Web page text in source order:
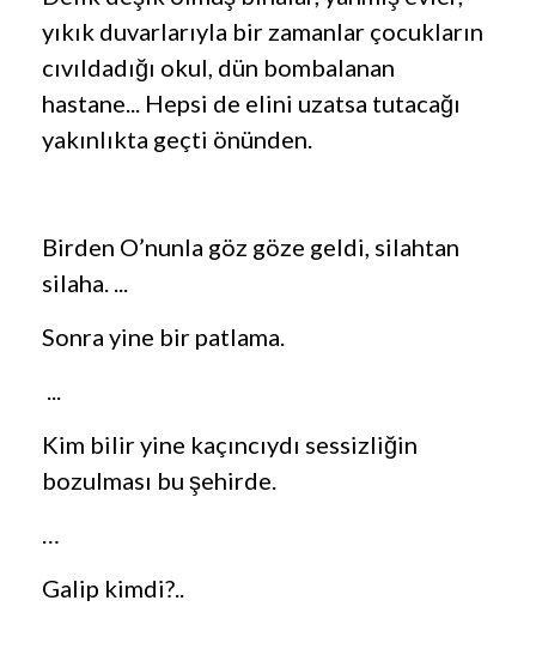
yıkık duvarlarıyla bir zamanlar çocukların
cıvıldadığı okul, dün bombalanan
hastane... Hepsi de elini uzatsa tutacağı
yakınlıkta geçti önünden.
Birden O’nunla göz göze geldi, silahtan
silaha. ...
Sonra yine bir patlama.
...
Kim bilir yine kaçıncıydı sessizliğin
bozulması bu şehirde.
…
Galip kimdi?..